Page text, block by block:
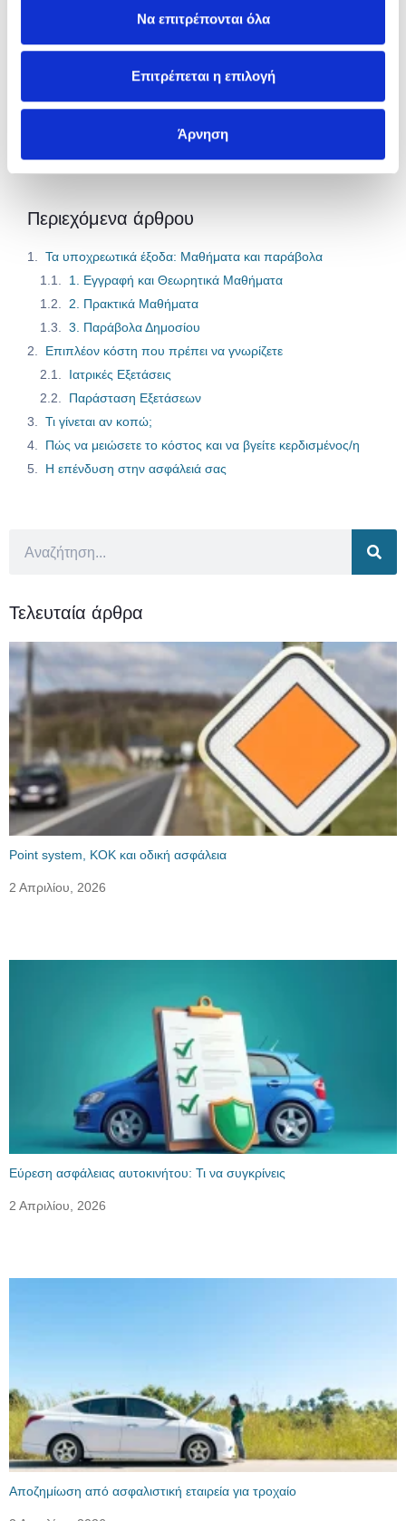
Να επιτρέπονται όλα
Επιτρέπεται η επιλογή
Άρνηση
ταιριάζει!
Πάρε τη σωστή κάλυψη με τη
Ασφαλίσου Εδώ
Περιεχόμενα άρθρου
Τα υποχρεωτικά έξοδα: Μαθήματα και παράβολα
1. Εγγραφή και Θεωρητικά Μαθήματα
2. Πρακτικά Μαθήματα
3. Παράβολα Δημοσίου
Επιπλέον κόστη που πρέπει να γνωρίζετε
Ιατρικές Εξετάσεις
Παράσταση Εξετάσεων
Τι γίνεται αν κοπώ;
Πώς να μειώσετε το κόστος και να βγείτε κερδισμένος/η
Η επένδυση στην ασφάλειά σας
Τελευταία άρθρα
Point system, ΚΟΚ και οδική ασφάλεια
2 Απριλίου, 2026
Εύρεση ασφάλειας αυτοκινήτου: Τι να συγκρίνεις
2 Απριλίου, 2026
Αποζημίωση από ασφαλιστική εταιρεία για τροχαίο